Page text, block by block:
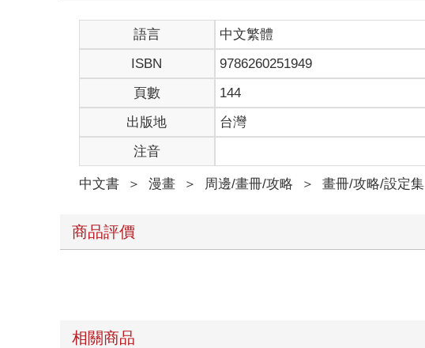
語言 中文繁體
ISBN
9786260251949
頁數
144
出版地
台灣
注音
中文書 ＞ 漫畫 ＞ 周邊/畫冊/攻略 ＞ 畫冊/攻略/設定集
商品評價
相關商品